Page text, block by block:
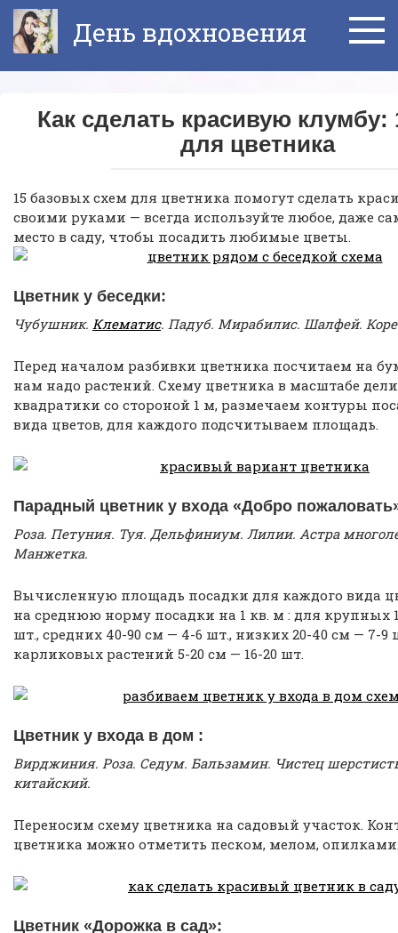
Перейти
контенту
День вдохновения
Как сделать красивую клумбу:
для цветника
15 базовых схем для цветника помогут сделать
своими руками — всегда используйте любое, даже
место в саду, чтобы посадить любимые цветы.
Цветник у беседки:
Чубушник. Клематис. Падуб. Мирабилис. Шалфей.
Перед началом разбивки цветника посчитаем на
нам надо растений. Схему цветника в масштабе
квадратики со стороной 1 м, размечаем контуры
вида цветов, для каждого подсчитываем площадь.
Парадный цветник у входа «Добро
Роза. Петуния. Туя. Дельфиниум. Лилии. Астра
Манжетка.
Вычисленную площадь посадки для каждого вида
на среднюю норму посадки на 1 кв. м : для крупных
шт., средних 40-90 см — 4-6 шт., низких 20-40 см — 7-9
карликовых растений 5-20 см — 16-20 шт.
Цветник у входа в дом :
Вирджиния. Роза. Седум. Бальзамин. Чистец
китайский.
Переносим схему цветника на садовый участок.
цветника можно отметить песком, мелом,
Цветник «Дорожка в сад»: